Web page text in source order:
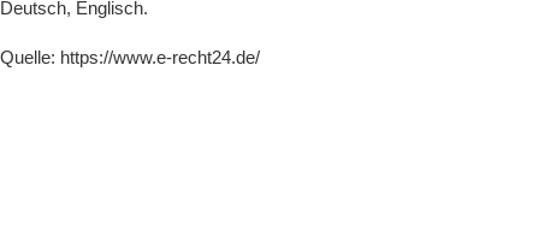
Deutsch, Englisch.
Quelle: https://www.e-recht24.de/